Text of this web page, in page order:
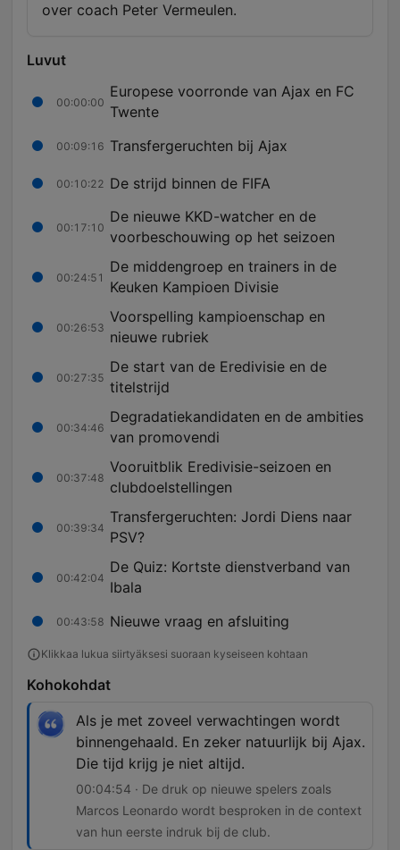
over coach Peter Vermeulen.
Luvut
00:00:00
Europese voorronde van Ajax en FC
Twente
00:09:16 Transfergeruchten bij Ajax
00:10:22 De strijd binnen de FIFA
00:17:10
De nieuwe KKD-watcher en de
voorbeschouwing op het seizoen
00:24:51
De middengroep en trainers in de
Keuken Kampioen Divisie
00:26:53
Voorspelling kampioenschap en
nieuwe rubriek
00:27:35
De start van de Eredivisie en de
titelstrijd
00:34:46
Degradatiekandidaten en de ambities
van promovendi
00:37:48
Vooruitblik Eredivisie-seizoen en
clubdoelstellingen
00:39:34
Transfergeruchten: Jordi Diens naar
PSV?
00:42:04
De Quiz: Kortste dienstverband van
Ibala
00:43:58 Nieuwe vraag en afsluiting
Klikkaa lukua siirtyäksesi suoraan kyseiseen kohtaan
Kohokohdat
Als je met zoveel verwachtingen wordt
binnengehaald. En zeker natuurlijk bij Ajax.
Die tijd krijg je niet altijd.
00:04:54 · De druk op nieuwe spelers zoals
Marcos Leonardo wordt besproken in de context
van hun eerste indruk bij de club.